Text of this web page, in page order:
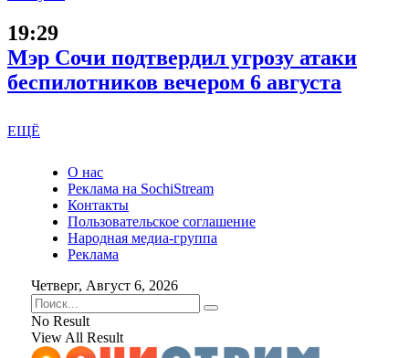
19:29
Мэр Сочи подтвердил угрозу атаки
беспилотников вечером 6 августа
ЕЩЁ
О нас
Реклама на SochiStream
Контакты
Пользовательское соглашение
Народная медиа-группа
Реклама
Четверг, Август 6, 2026
No Result
View All Result